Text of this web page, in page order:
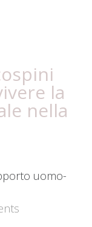
la
nella
uomo-